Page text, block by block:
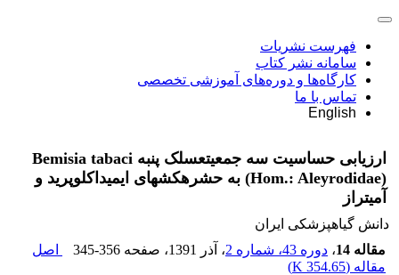
فهرست نشریات
سامانه نشر کتاب
کارگاه‌ها و دوره‌های آموزشی تخصصی
تماس با ما
English
ارزیابی حساسیت سه جمعیتعسلک پنبه Bemisia tabaci
(Hom.: Aleyrodidae) به حشرهکشهای ایمیداکلوپرید و
آمیتراز
دانش گیاهپزشکی ایران
مقاله 14
، دوره 43، شماره 2 ، آذر 1391 ، صفحه 345-356
اصل
مقاله (354.65 K
)